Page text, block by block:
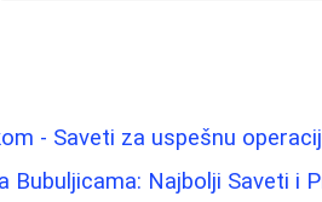
- Saveti za uspešnu
Bubuljicama: Najbolji Saveti i